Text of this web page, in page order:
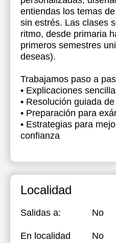
entiendas los temas
sin estrés. Las clases
ritmo, desde primaria
primeros semestres
deseas).
Trabajamos paso a
• Explicaciones
• Resolución guiada
• Preparación para
• Estrategias para
confianza
Localidad
Salidas a: No
En localidad
No